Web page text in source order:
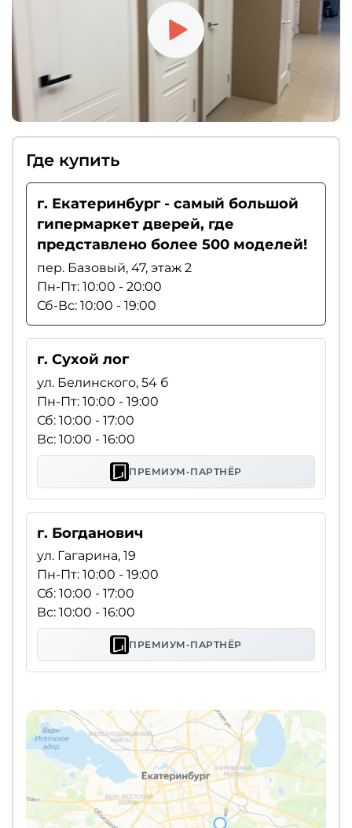
Где купить
г. Екатеринбург - самый большой
гипермаркет дверей, где
представлено более 500 моделей!
пер. Базовый, 47, этаж 2
Пн-Пт: 10:00 - 20:00
Сб-Вс: 10:00 - 19:00
г. Сухой лог
ул. Белинского, 54 б
Пн-Пт: 10:00 - 19:00
Сб: 10:00 - 17:00
Вс: 10:00 - 16:00
ПРЕМИУМ-ПАРТНЁР
г. Богданович
ул. Гагарина, 19
Пн-Пт: 10:00 - 19:00
Сб: 10:00 - 17:00
Вс: 10:00 - 16:00
ПРЕМИУМ-ПАРТНЁР